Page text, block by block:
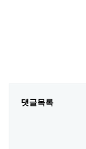
댓글목록